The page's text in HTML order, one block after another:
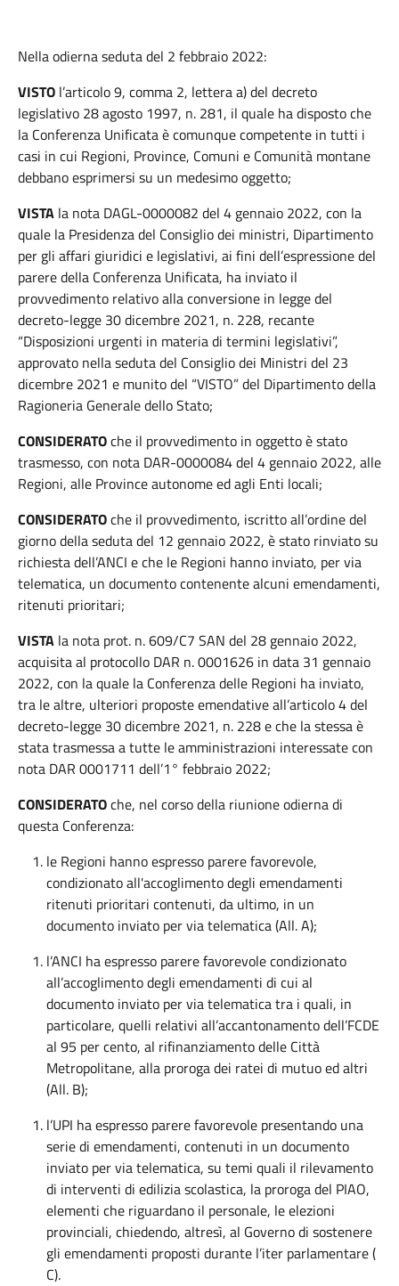
Nella odierna seduta del 2 febbraio 2022:
VISTO l’articolo 9, comma 2, lettera a) del decreto
legislativo 28 agosto 1997, n. 281, il quale ha disposto che
la Conferenza Unificata è comunque competente in tutti i
casi in cui Regioni, Province, Comuni e Comunità montane
debbano esprimersi su un medesimo oggetto;
VISTA la nota DAGL-0000082 del 4 gennaio 2022, con la
quale la Presidenza del Consiglio dei ministri, Dipartimento
per gli affari giuridici e legislativi, ai fini dell’espressione del
parere della Conferenza Unificata, ha inviato il
provvedimento relativo alla conversione in legge del
decreto-legge 30 dicembre 2021, n. 228, recante
“Disposizioni urgenti in materia di termini legislativi”,
approvato nella seduta del Consiglio dei Ministri del 23
dicembre 2021 e munito del “VISTO” del Dipartimento della
Ragioneria Generale dello Stato;
CONSIDERATOche il provvedimento in oggetto è stato
trasmesso, con nota DAR-0000084 del 4 gennaio 2022, alle
Regioni, alle Province autonome ed agli Enti locali;
CONSIDERATOche il provvedimento, iscritto all’ordine del
giorno della seduta del 12 gennaio 2022, è stato rinviato su
richiesta dell’ANCI e che le Regioni hanno inviato, per via
telematica, un documento contenente alcuni emendamenti,
ritenuti prioritari;
VISTA la nota prot. n. 609/C7 SAN del 28 gennaio 2022,
acquisita al protocollo DAR n. 0001626 in data 31 gennaio
2022, con la quale la Conferenza delle Regioni ha inviato,
tra le altre, ulteriori proposte emendative all’articolo 4 del
decreto-legge 30 dicembre 2021, n. 228 e che la stessa è
stata trasmessa a tutte le amministrazioni interessate con
nota DAR 0001711 dell’1° febbraio 2022;
CONSIDERATOche, nel corso della riunione odierna di
questa Conferenza:
le Regioni hanno espresso parere favorevole,
condizionato all'accoglimento degli emendamenti
ritenuti prioritari contenuti, da ultimo, in un
documento inviato per via telematica (All. A);
l’ANCI ha espresso parere favorevole condizionato
all’accoglimento degli emendamenti di cui al
documento inviato per via telematica tra i quali, in
particolare, quelli relativi all’accantonamento dell’FCDE
al 95 per cento, al rifinanziamento delle Città
Metropolitane, alla proroga dei ratei di mutuo ed altri
(All. B);
l’UPI ha espresso parere favorevole presentando una
serie di emendamenti, contenuti in un documento
inviato per via telematica, su temi quali il rilevamento
di interventi di edilizia scolastica, la proroga del PIAO,
elementi che riguardano il personale, le elezioni
provinciali, chiedendo, altresì, al Governo di sostenere
gli emendamenti proposti durante l’iter parlamentare (
C).